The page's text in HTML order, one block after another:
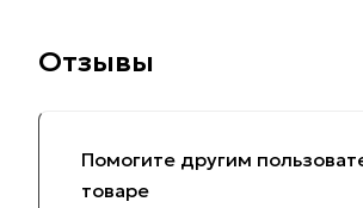
Отзывы
Помогите другим
товаре